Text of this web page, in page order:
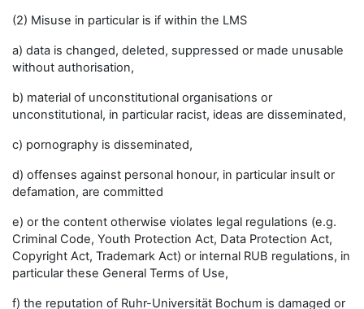
(2) Misuse in particular is if within the LMS
a) data is changed, deleted, suppressed or made unusable
without authorisation,
b) material of unconstitutional organisations or
unconstitutional, in particular racist, ideas are disseminated,
c) pornography is disseminated,
d) offenses against personal honour, in particular insult or
defamation, are committed
e) or the content otherwise violates legal regulations (e.g.
Criminal Code, Youth Protection Act, Data Protection Act,
Copyright Act, Trademark Act) or internal RUB regulations, in
particular these General Terms of Use,
f) the reputation of Ruhr-Universität Bochum is damaged or